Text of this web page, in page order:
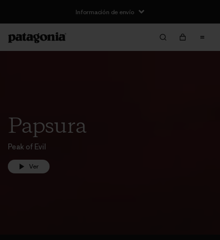
Información de envío
Papsura
Peak of Evil
Ver